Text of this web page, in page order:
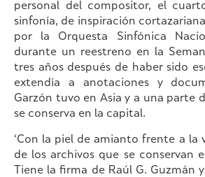
personal del compositor, el
sinfonía, de inspiración
por la Orquesta Sinfónica
durante un reestreno en la
tres años después de haber sido
extendía a anotaciones y
Garzón tuvo en Asia y a una parte
se conserva en la capital.
‘Con la piel de amianto frente a la
de los archivos que se conservan
Tiene la firma de Raúl G. Guzmán